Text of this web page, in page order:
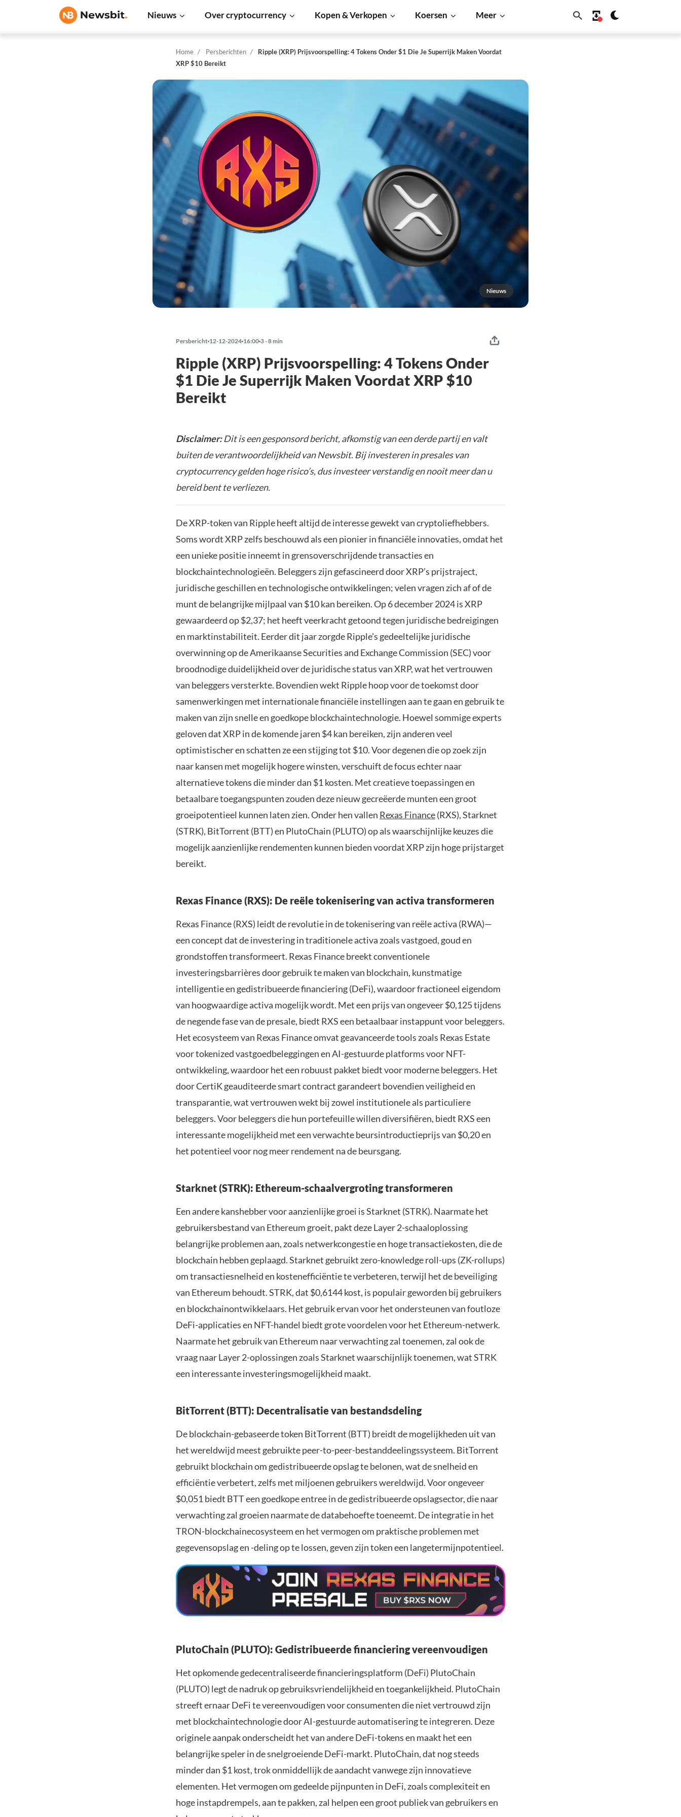
Nieuws Over cryptocurrency Kopen & Verkopen Koersen Meer
Home Persberichten
Ripple (XRP) Prijsvoorspelling: 4 Tokens Onder $1 Die Je Superrijk Maken Voordat
XRP $10 Bereikt
Nieuws
Persbericht 12-12-2024 16:00 3 - 8 min
Ripple (XRP) Prijsvoorspelling: 4 Tokens Onder
$1 Die Je Superrijk Maken Voordat XRP $10
Bereikt
Disclaimer:Dit is een gesponsord bericht, afkomstig van een derde partij en valt
buiten de verantwoordelijkheid van Newsbit. Bij investeren in presales van
cryptocurrency gelden hoge risico’s, dus investeer verstandig en nooit meer dan u
bereid bent te verliezen.
De XRP-token van Ripple heeft altijd de interesse gewekt van cryptoliefhebbers.
Soms wordt XRP zelfs beschouwd als een pionier in financiële innovaties, omdat het
een unieke positie inneemt in grensoverschrijdende transacties en
blockchaintechnologieën. Beleggers zijn gefascineerd door XRP’s prijstraject,
juridische geschillen en technologische ontwikkelingen; velen vragen zich af of de
munt de belangrijke mijlpaal van $10 kan bereiken. Op 6 december 2024 is XRP
gewaardeerd op $2,37; het heeft veerkracht getoond tegen juridische bedreigingen
en marktinstabiliteit. Eerder dit jaar zorgde Ripple’s gedeeltelijke juridische
overwinning op de Amerikaanse Securities and Exchange Commission (SEC) voor
broodnodige duidelijkheid over de juridische status van XRP, wat het vertrouwen
van beleggers versterkte. Bovendien wekt Ripple hoop voor de toekomst door
samenwerkingen met internationale financiële instellingen aan te gaan en gebruik te
maken van zijn snelle en goedkope blockchaintechnologie. Hoewel sommige experts
geloven dat XRP in de komende jaren $4 kan bereiken, zijn anderen veel
optimistischer en schatten ze een stijging tot $10. Voor degenen die op zoek zijn
naar kansen met mogelijk hogere winsten, verschuift de focus echter naar
alternatieve tokens die minder dan $1 kosten. Met creatieve toepassingen en
betaalbare toegangspunten zouden deze nieuw gecreëerde munten een groot
groeipotentieel kunnen laten zien. Onder hen vallen Rexas Finance(RXS), Starknet
(STRK), BitTorrent (BTT) en PlutoChain (PLUTO) op als waarschijnlijke keuzes die
mogelijk aanzienlijke rendementen kunnen bieden voordat XRP zijn hoge prijstarget
bereikt.
Rexas Finance (RXS): De reële tokenisering van activa transformeren
Rexas Finance (RXS) leidt de revolutie in de tokenisering van reële activa (RWA)—
een concept dat de investering in traditionele activa zoals vastgoed, goud en
grondstoffen transformeert. Rexas Finance breekt conventionele
investeringsbarrières door gebruik te maken van blockchain, kunstmatige
intelligentie en gedistribueerde financiering (DeFi), waardoor fractioneel eigendom
van hoogwaardige activa mogelijk wordt. Met een prijs van ongeveer $0,125 tijdens
de negende fase van de presale, biedt RXS een betaalbaar instappunt voor beleggers.
Het ecosysteem van Rexas Finance omvat geavanceerde tools zoals Rexas Estate
voor tokenized vastgoedbeleggingen en AI-gestuurde platforms voor NFT-
ontwikkeling, waardoor het een robuust pakket biedt voor moderne beleggers. Het
door CertiK geauditeerde smart contract garandeert bovendien veiligheid en
transparantie, wat vertrouwen wekt bij zowel institutionele als particuliere
beleggers. Voor beleggers die hun portefeuille willen diversifiëren, biedt RXS een
interessante mogelijkheid met een verwachte beursintroductieprijs van $0,20 en
het potentieel voor nog meer rendement na de beursgang.
Starknet (STRK): Ethereum-schaalvergroting transformeren
Een andere kanshebber voor aanzienlijke groei is Starknet (STRK). Naarmate het
gebruikersbestand van Ethereum groeit, pakt deze Layer 2-schaaloplossing
belangrijke problemen aan, zoals netwerkcongestie en hoge transactiekosten, die de
blockchain hebben geplaagd. Starknet gebruikt zero-knowledge roll-ups (ZK-rollups)
om transactiesnelheid en kostenefficiëntie te verbeteren, terwijl het de beveiliging
van Ethereum behoudt. STRK, dat $0,6144 kost, is populair geworden bij gebruikers
en blockchainontwikkelaars. Het gebruik ervan voor het ondersteunen van foutloze
DeFi-applicaties en NFT-handel biedt grote voordelen voor het Ethereum-netwerk.
Naarmate het gebruik van Ethereum naar verwachting zal toenemen, zal ook de
vraag naar Layer 2-oplossingen zoals Starknet waarschijnlijk toenemen, wat STRK
een interessante investeringsmogelijkheid maakt.
BitTorrent (BTT): Decentralisatie van bestandsdeling
De blockchain-gebaseerde token BitTorrent (BTT) breidt de mogelijkheden uit van
het wereldwijd meest gebruikte peer-to-peer-bestanddeelingssysteem. BitTorrent
gebruikt blockchain om gedistribueerde opslag te belonen, wat de snelheid en
efficiëntie verbetert, zelfs met miljoenen gebruikers wereldwijd. Voor ongeveer
$0,051 biedt BTT een goedkope entree in de gedistribueerde opslagsector, die naar
verwachting zal groeien naarmate de databehoefte toeneemt. De integratie in het
TRON-blockchainecosysteem en het vermogen om praktische problemen met
gegevensopslag en -deling op te lossen, geven zijn token een langetermijnpotentieel.
PlutoChain (PLUTO): Gedistribueerde financiering vereenvoudigen
Het opkomende gedecentraliseerde financieringsplatform (DeFi) PlutoChain
(PLUTO) legt de nadruk op gebruiksvriendelijkheid en toegankelijkheid. PlutoChain
streeft ernaar DeFi te vereenvoudigen voor consumenten die niet vertrouwd zijn
met blockchaintechnologie door AI-gestuurde automatisering te integreren. Deze
originele aanpak onderscheidt het van andere DeFi-tokens en maakt het een
belangrijke speler in de snelgroeiende DeFi-markt. PlutoChain, dat nog steeds
minder dan $1 kost, trok onmiddellijk de aandacht vanwege zijn innovatieve
elementen. Het vermogen om gedeelde pijnpunten in DeFi, zoals complexiteit en
hoge instapdrempels, aan te pakken, zal helpen een groot publiek van gebruikers en